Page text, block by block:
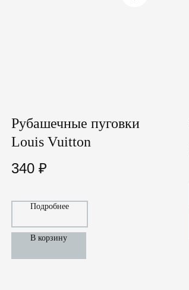
Рубашечные пуговки
Louis Vuitton
340 ₽
Подробнее
В корзину